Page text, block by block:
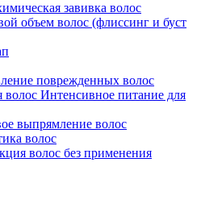
завивка волос
объем волос (флиссинг и буст
поврежденных волос
волос Интенсивное питание для
выпрямление волос
волос
волос без применения